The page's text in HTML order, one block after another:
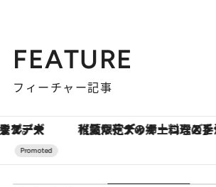
FEATURE
フィーチャー記事
【夏限定ディナーコース】旬を迎える稚鮎や花ズッキーニなどをイタリア・トスカーナの郷土料理の手法